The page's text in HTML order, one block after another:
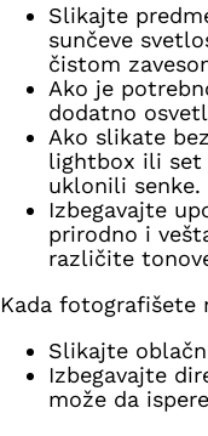
Slikajte
sunčeve
čistom
Ako je
dodatno
Ako slikate
lightbox ili set
uklonili senke.
Izbegavajte
prirodno i
različite
Kada fotografišete
Slikajte
Izbegavajte
može da